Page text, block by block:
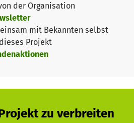
der Organisation
mit Bekannten selbst
Projekt
zu verbreiten